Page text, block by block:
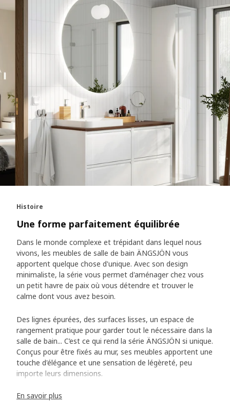
Histoire
Une forme parfaitement équilibrée
Dans le monde complexe et trépidant dans lequel nous
vivons, les meubles de salle de bain ÄNGSJÖN vous
apportent quelque chose d'unique. Avec son design
minimaliste, la série vous permet d'aménager chez vous
un petit havre de paix où vous détendre et trouver le
calme dont vous avez besoin.
Des lignes épurées, des surfaces lisses, un espace de
rangement pratique pour garder tout le nécessaire dans la
salle de bain... C’est ce qui rend la série ÄNGSJÖN si unique.
Conçus pour être fixés au mur, ses meubles apportent une
touche d'élégance et une sensation de légèreté, peu
importe leurs dimensions.
Une poignée pratique
En savoir plus